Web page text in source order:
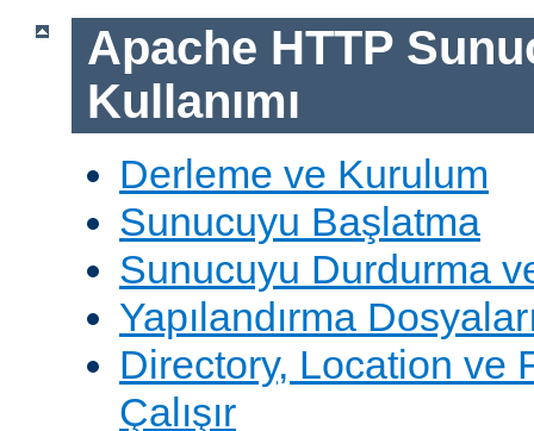
Apache HTTP
Kullanımı
Derleme ve Kurulum
Sunucuyu Başlatma
Sunucuyu Durdurma
Yapılandırma
Directory, Location ve
Çalışır